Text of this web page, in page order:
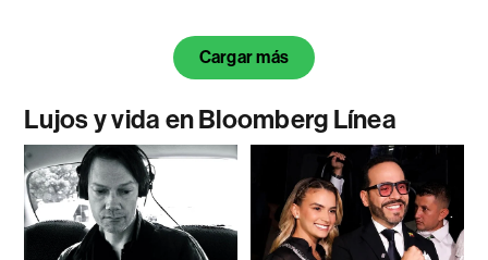
Cargar más
Lujos y vida en Bloomberg Línea